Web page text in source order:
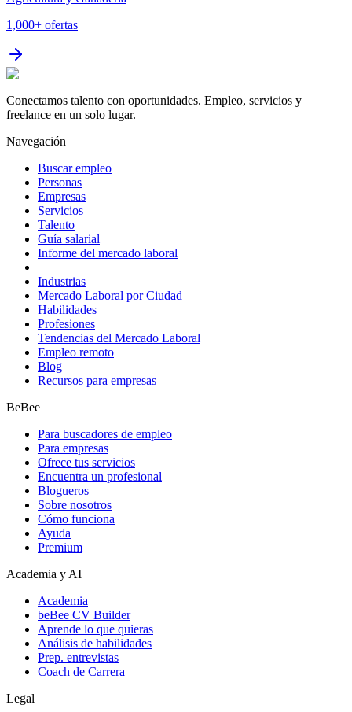
1,000+ ofertas
Conectamos talento con oportunidades. Empleo, servicios y
freelance en un solo lugar.
Navegación
Buscar empleo
Personas
Empresas
Servicios
Talento
Guía salarial
Informe del mercado laboral
Industrias
Mercado Laboral por Ciudad
Habilidades
Profesiones
Tendencias del Mercado Laboral
Empleo remoto
Blog
Recursos para empresas
BeBee
Para buscadores de empleo
Para empresas
Ofrece tus servicios
Encuentra un profesional
Blogueros
Sobre nosotros
Cómo funciona
Ayuda
Premium
Academia y AI
Academia
beBee CV Builder
Aprende lo que quieras
Análisis de habilidades
Prep. entrevistas
Coach de Carrera
Legal